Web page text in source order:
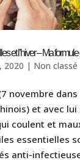
et l’hiver – Ma
2020 | Non classé
novembre
et avec lui
coulent et
essentielles
anti-